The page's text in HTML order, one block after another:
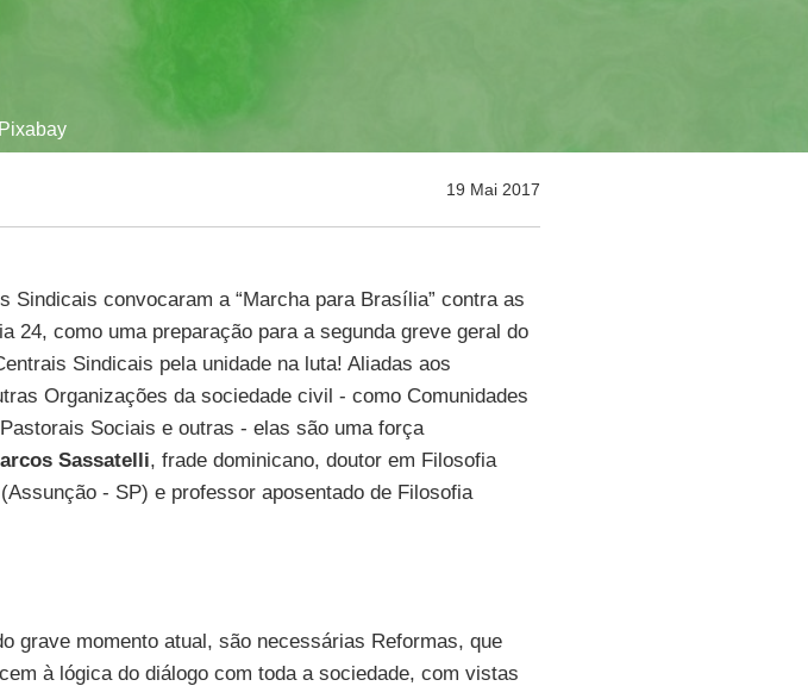
19 Mai 2017
Sindicais convocaram a “Marcha para Brasília” contra as
24, como uma preparação para a segunda greve geral do
Sindicais pela unidade na luta! Aliadas aos
Organizações da sociedade civil - como Comunidades
Sociais e outras - elas são uma força
Sassatelli, frade dominicano, doutor em Filosofia
- SP) e professor aposentado de Filosofia
grave momento atual, são necessárias Reformas, que
à lógica do diálogo com toda a sociedade, com vistas